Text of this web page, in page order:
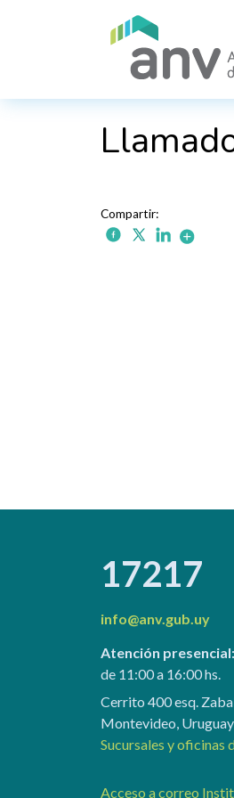
17217
info@anv.gub.uy
Atención presencial:
de 11:00 a 16:00 hs.
Cerrito 400 esq.
Montevideo, Uruguay
Sucursales y oficinas
Acceso a correo